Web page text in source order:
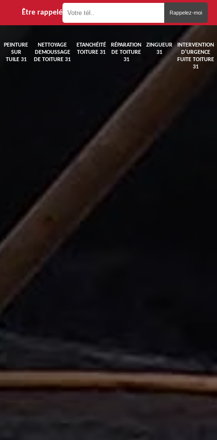
Être rappelé
PEINTURE
SUR
TUILE 31
NETTOYAGE
DEMOUSSAGE
DE TOITURE 31
ETANCHÉITÉ
TOITURE 31
RÉPARATION
DE TOITURE
31
ZINGUEUR
31
INTERVENTION
D'URGENCE
FUITE TOITURE
31